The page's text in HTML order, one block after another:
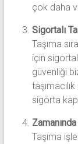
çok daha
Sigortalı
Taşıma
için
güvenliği
sigorta
Taşıma